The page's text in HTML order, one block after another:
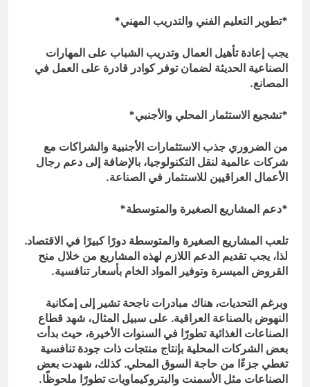
*تطوير التعليم الفني والتدريب المهني*
يجب إعادة تأهيل العمال وتدريب الشباب على المهارات
الصناعية الحديثة لضمان توفر كوادر قادرة على العمل في
المصانع.
*تشجيع الاستثمار المحلي والأجنبي*
من الضروري جذب الاستثمارات الأجنبية والشراكات مع
شركات عالمية لنقل التكنولوجيا، بالإضافة إلى دعم رجال
الأعمال العراقيين للاستثمار في الصناعة.
*دعم المشاريع الصغيرة والمتوسطة*
تلعب المشاريع الصغيرة والمتوسطة دورًا كبيرًا في الاقتصاد.
لذا، يجب تقديم الدعم اللازم لهذه المشاريع من خلال منح
القروض الميسرة وتوفير المواد الخام بأسعار تنافسية.
وبرغم التحديات، هناك مبادرات ناجحة تشير إلى إمكانية
النهوض بالصناعة العراقية. على سبيل المثال، شهد قطاع
الصناعات الغذائية تطورًا في السنوات الأخيرة، حيث بدأت
بعض الشركات المحلية بإنتاج منتجات ذات جودة تنافسية
تغطي جزءًا من حاجة السوق المحلي. كذلك، شهدت بعض
الصناعات مثل الأسمنت والبتروكيماويات تطورًا ملحوظًا.